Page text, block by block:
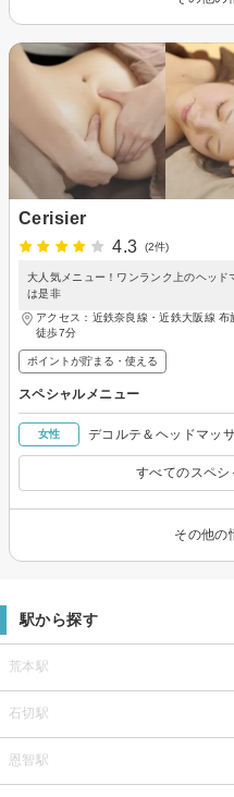
Cerisier
4.3
(2件)
大人気メニュー！ワンランク上のヘッ
は是非
アクセス：近鉄奈良線・近鉄大阪線
徒歩7分
ポイントが貯まる・使える
スペシャルメニュー
女性 デコルテ＆ヘッドマッ
すべてのスペ
その他の
駅から探す
荒本駅
石切駅
恩智駅